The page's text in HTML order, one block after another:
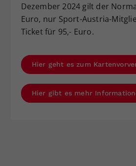
Dezember 2024 gilt der
Euro, nur Sport-Austria-
Ticket für 95,- Euro.
Hier geht es zum
Hier gibt es mehr